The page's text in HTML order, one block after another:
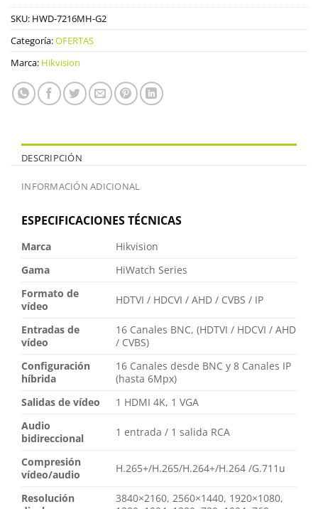
SKU: HWD-7216MH-G2
Categoría:OFERTAS
Marca: Hikvision
DESCRIPCIÓN
INFORMACIÓN ADICIONAL
ESPECIFICACIONES TÉCNICAS
Marca
Hikvision
Gama
HiWatch Series
Formato de
vídeo
HDTVI / HDCVI / AHD / CVBS / IP
Entradas de
vídeo
16 Canales BNC, (HDTVI / HDCVI / AHD
/ CVBS)
Configuración
híbrida
16 Canales desde BNC y 8 Canales IP
(hasta 6Mpx)
Salidas de vídeo
1 HDMI 4K, 1 VGA
Audio
bidireccional
1 entrada / 1 salida RCA
Compresión
vídeo/audio
H.265+/H.265/H.264+/H.264 /G.711u
Resolución
3840×2160, 2560×1440, 1920×1080,